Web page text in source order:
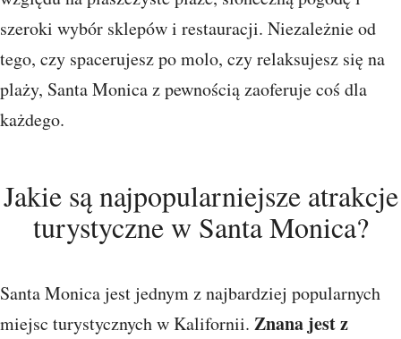
szeroki wybór sklepów i restauracji. Niezależnie od
tego, czy spacerujesz po molo, czy relaksujesz się na
plaży, Santa Monica z pewnością zaoferuje coś dla
każdego.
Jakie są najpopularniejsze atrakcje
turystyczne w Santa Monica?
Santa Monica jest jednym z najbardziej popularnych
miejsc turystycznych w Kalifornii. Znana jest z